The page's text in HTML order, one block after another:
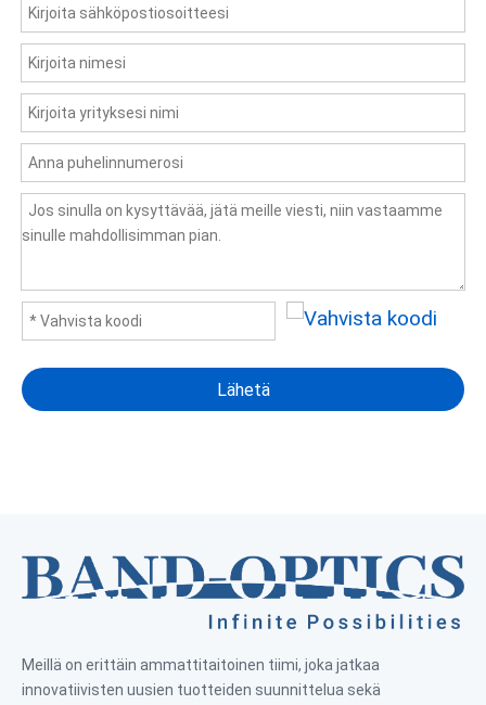
Lähetä
Meillä on erittäin ammattitaitoinen tiimi, joka jatkaa
innovatiivisten uusien tuotteiden suunnittelua sekä